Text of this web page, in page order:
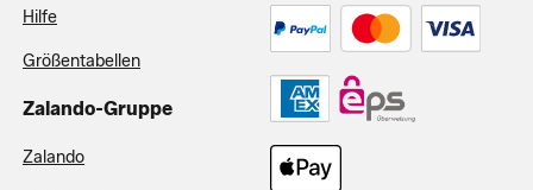
Hilfe
Größentabellen
Zalando-Gruppe
Zalando